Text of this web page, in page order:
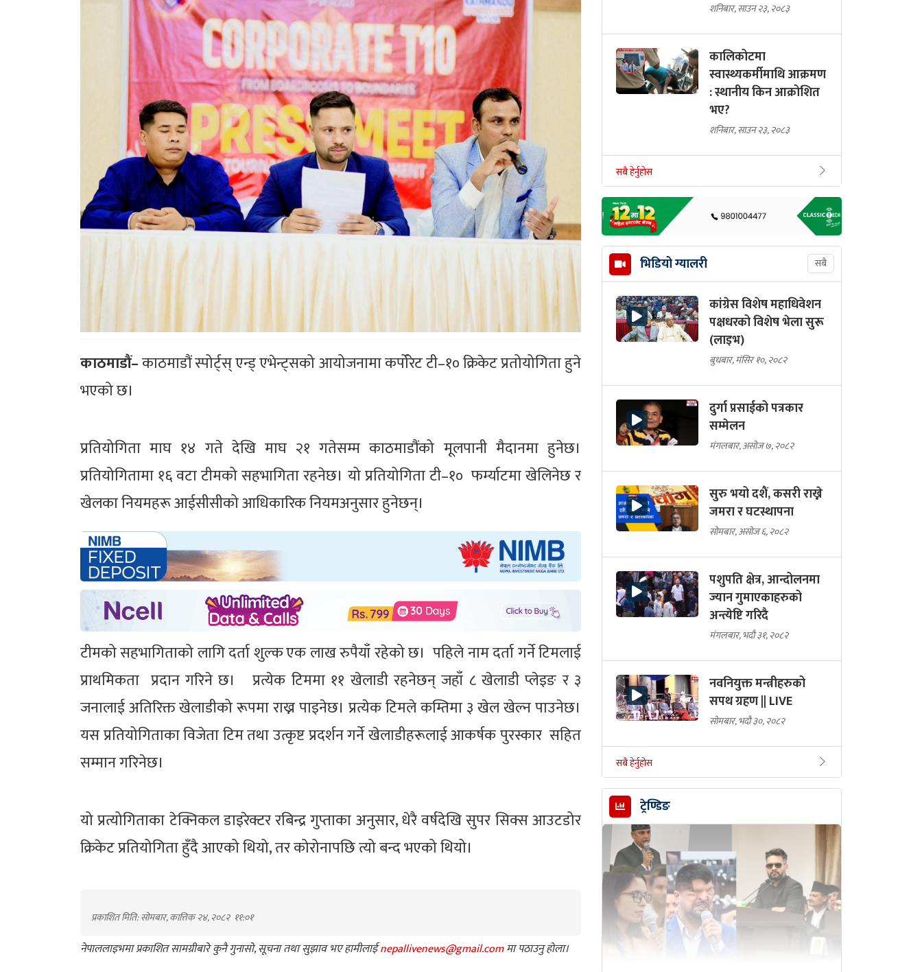
काठमाडौं–काठमाडौं स्पोर्ट्स् एन्ड् एभेन्ट्सको आयोजनामा कर्पोरेट टी–१० क्रिकेट प्रतोयोगिता हुने
भएको छ।
प्रतियोगिता माघ १४ गते देखि माघ २१ गतेसम्म काठमाडौंको मूलपानी मैदानमा हुनेछ।
प्रतियोगितामा १६ वटा टीमको सहभागिता रहनेछ। यो प्रतियोगिता टी–१० फर्म्याटमा खेलिनेछ र
खेलका नियमहरू आईसीसीको आधिकारिक नियमअनुसार हुनेछन्।
टीमको सहभागिताको लागि दर्ता शुल्क एक लाख रुपैयाँ रहेको छ। पहिले नाम दर्ता गर्ने टिमलाई
प्राथमिकता प्रदान गरिने छ। प्रत्येक टिममा ११ खेलाडी रहनेछन् जहाँ ८ खेलाडी प्लेइङ र ३
जनालाई अतिरिक्त खेलाडीको रूपमा राख्न पाइनेछ। प्रत्येक टिमले कम्तिमा ३ खेल खेल्न पाउनेछ।
यस प्रतियोगिताका विजेता टिम तथा उत्कृष्ट प्रदर्शन गर्ने खेलाडीहरूलाई आकर्षक पुरस्कार सहित
सम्मान गरिनेछ।
यो प्रत्योगिताका टेक्निकल डाइरेक्टर रबिन्द्र गुप्ताका अनुसार, धेरै वर्षदेखि सुपर सिक्स आउटडोर
क्रिकेट प्रतियोगिता हुँदै आएको थियो, तर कोरोनापछि त्यो बन्द भएको थियो।
प्रकाशित मिति: सोमबार, कात्तिक २४, २०८२ ११:०१
नेपाललाइभमा प्रकाशित सामग्रीबारे कुनै गुनासो, सूचना तथा सुझाव भए हामीलाईnepallivenews@gmail.comमा पठाउनु होला।
शनिबार, साउन २३, २०८३
कालिकोटमा
स्वास्थ्यकर्मीमाथि आक्रमण
: स्थानीय किन आक्रोशित
भए?
शनिबार, साउन २३, २०८३
सबै हेर्नुहोस
भिडियो ग्यालरी सबै
कांग्रेस विशेष महाधिवेशन
पक्षधरको विशेष भेला सुरू
(लाइभ)
बुधबार, मंसिर १०, २०८२
दुर्गा प्रसाईको पत्रकार
सम्मेलन
मंगलबार, असोज ७, २०८२
सुरु भयो दशैं, कसरी राख्ने
जमरा र घटस्थापना
सोमबार, असोज ६, २०८२
पशुपति क्षेत्र, आन्दोलनमा
ज्यान गुमाएकाहरुको
अन्त्येष्टि गरिदै
मंगलबार, भदौ ३१, २०८२
नवनियुक्त मन्त्रीहरुको
सपथ ग्रहण || LIVE
सोमबार, भदौ ३०, २०८२
सबै हेर्नुहोस
ट्रेण्डिङ